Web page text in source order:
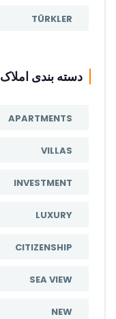
TÜRKLER
دسته بندی املاک
APARTMENTS
VILLAS
INVESTMENT
LUXURY
CITIZENSHIP
SEA VIEW
NEW